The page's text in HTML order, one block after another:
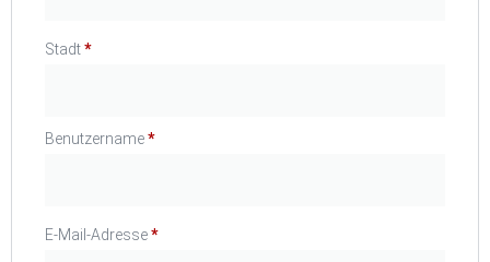
Stadt*
Benutzername*
E-Mail-Adresse*